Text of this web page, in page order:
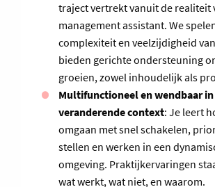
traject vertrekt vanuit de realiteit
management assistant. We
complexiteit en veelzijdigheid
bieden gerichte ondersteuning
groeien, zowel inhoudelijk als
Multifunctioneel en wendbaar in
veranderende context: Je leert
omgaan met snel schakelen,
stellen en werken in een
omgeving. Praktijkervaringen
wat werkt, wat niet, en waarom.